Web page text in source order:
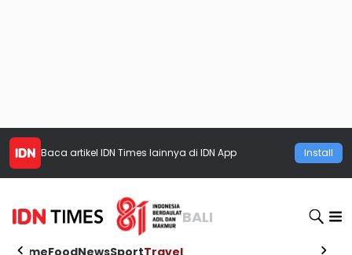
Baca artikel IDN Times lainnya di IDN App Install
BALI
HomeFoodNewsSportTravel